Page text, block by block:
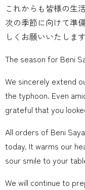
これからも皆様の生
次の季節に向けて準
しくお願いいたしま
The season for Beni
We sincerely extend
the typhoon. Even
grateful that you
All orders of Beni
today. It warms our
sour smile to your
We will continue to